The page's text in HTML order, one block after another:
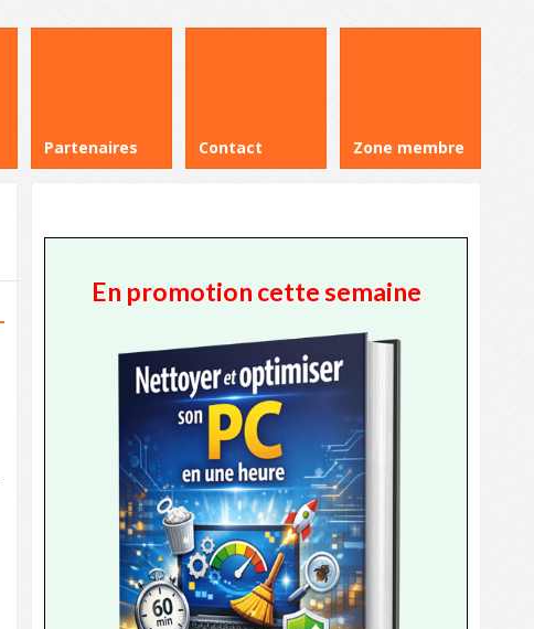
Partenaires Contact Zone membre
En promotion cette semaine